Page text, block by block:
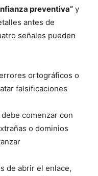
preventiva” y
antes de
señales pueden
ortográficos o
falsificaciones
comenzar con
o dominios
de abrir el enlace,